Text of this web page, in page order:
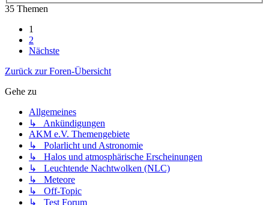
35 Themen
1
2
Nächste
Zurück zur Foren-Übersicht
Gehe zu
Allgemeines
↳ Ankündigungen
AKM e.V. Themengebiete
↳ Polarlicht und Astronomie
↳ Halos und atmosphärische Erscheinungen
↳ Leuchtende Nachtwolken (NLC)
↳ Meteore
↳ Off-Topic
↳ Test Forum